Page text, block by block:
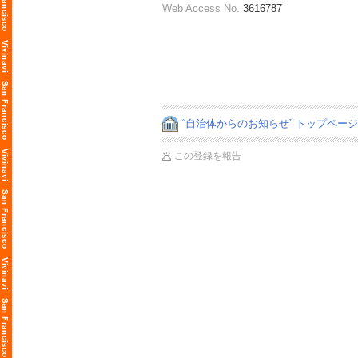
Web Access No. 3616787
“自治体からのお知らせ” トップペー
この登録を報告